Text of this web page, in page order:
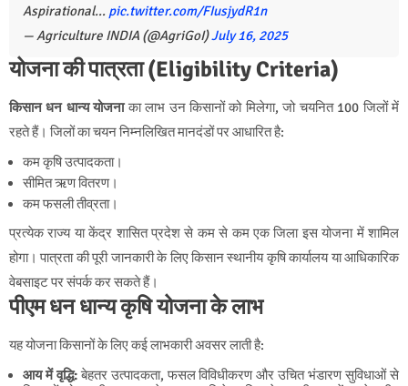
Aspirational… pic.twitter.com/FIusjydR1n
— Agriculture INDIA (@AgriGoI)July 16, 2025
योजना की पात्रता (Eligibility Criteria)
किसान धन धान्य योजनाका लाभ उन किसानों को मिलेगा, जो चयनित 100 जिलों में
रहते हैं। जिलों का चयन निम्नलिखित मानदंडों पर आधारित है:
कम कृषि उत्पादकता।
सीमित ऋण वितरण।
कम फसली तीव्रता।
प्रत्येक राज्य या केंद्र शासित प्रदेश से कम से कम एक जिला इस योजना में शामिल
होगा। पात्रता की पूरी जानकारी के लिए किसान स्थानीय कृषि कार्यालय या आधिकारिक
वेबसाइट पर संपर्क कर सकते हैं।
पीएम धन धान्य कृषि योजना के लाभ
यह योजना किसानों के लिए कई लाभकारी अवसर लाती है:
आय में वृद्धि:बेहतर उत्पादकता, फसल विविधीकरण और उचित भंडारण सुविधाओं से